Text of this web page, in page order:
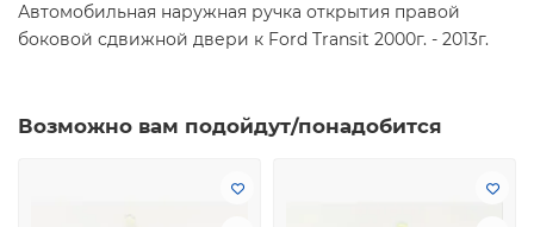
Автомобильная наружная ручка открытия правой
боковой сдвижной двери к Ford Transit 2000г. - 2013г.
Возможно вам подойдут/понадобится